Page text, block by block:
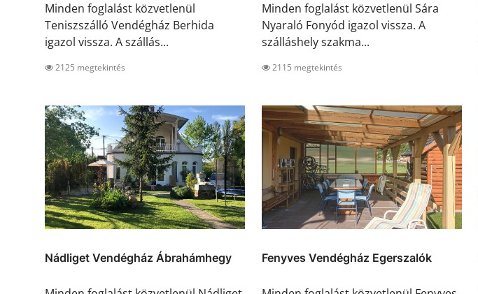
Minden foglalást közvetlenül
Teniszszálló Vendégház Berhida
igazol vissza. A szállás...
2125 megtekintés
Minden foglalást közvetlenül Sára
Nyaraló Fonyód igazol vissza. A
szálláshely szakma...
2115 megtekintés
Nádliget Vendégház Ábrahámhegy Fenyves Vendégház Egerszalók